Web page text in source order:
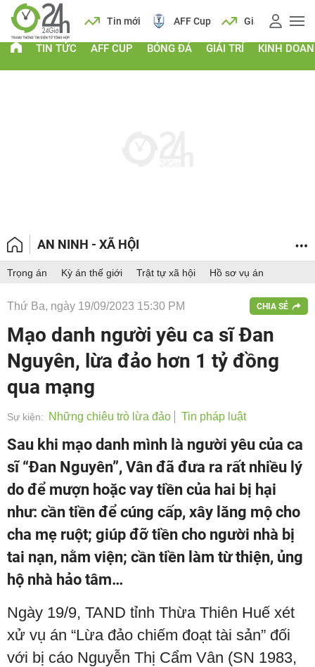
Lịch Tin mới AFF Cup Giá vàng
TIN TỨC AFF CUP BÓNG ĐÁ GIẢI TRÍ KINH
AN NINH - XÃ HỘI
Trọng án Kỳ án thế giới Trật tự xã hội Hồ sơ vụ án
Thứ Ba, ngày 19/09/2023 15:30 PM CHIA SẺ
Mạo danh người yêu ca sĩ Đan
Nguyên, lừa đảo hơn 1 tỷ đồng
qua mạng
Sự kiện: Những chiêu trò lừa đảo Tin pháp luật
Sau khi mạo danh mình là người yêu của ca
sĩ “Đan Nguyên”, Vân đã đưa ra rất nhiều lý
do để mượn hoặc vay tiền của hai bị hại
như: cần tiền để cúng cấp, xây lăng mộ cho
cha mẹ ruột; giúp đỡ tiền cho người nhà bị
tai nạn, nằm viện; cần tiền làm từ thiện, ủng
hộ nhà hảo tâm…
Ngày 19/9, TAND tỉnh Thừa Thiên Huế xét
xử vụ án “Lừa đảo chiếm đoạt tài sản” đối
với bị cáo Nguyễn Thị Cẩm Vân (SN 1983,